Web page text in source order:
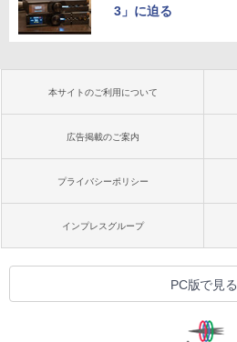
3」に迫る
本サイトのご利用について
広告掲載のご案内
プライバシーポリシー
インプレスグループ
PC版で見る